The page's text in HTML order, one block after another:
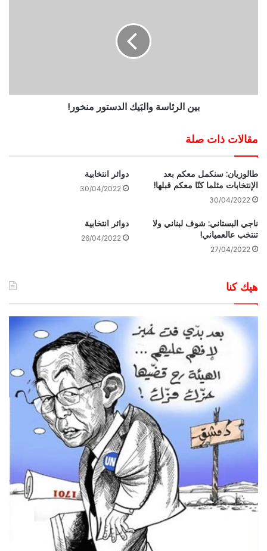
بين الرئاسة والبَيك الدستور منخور!
مقالات ذات صلة
طالوزيان: سنكمل معكم بعد
الإنتخابات مثلما كنّا معكم قبلها!
30/04/2022
دوائر انتخابية
30/04/2022
ناجي البستاني: شوف لبناني ولا
تنتخب عالعمياني!
27/04/2022
دوائر انتخابية
26/04/2022
هيك كنا